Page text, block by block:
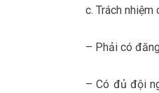
c. Trách
– Phải có
– Có đủ đội